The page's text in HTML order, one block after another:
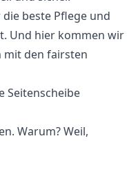
beste Pflege und
Und hier kommen wir
mit den fairsten
Warum? Weil,